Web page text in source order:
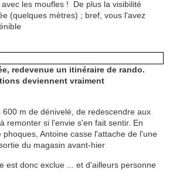
les moufles ! De plus la visibilité
(quelques mètres) ; bref, vous l'avez
redevenue un itinéraire de rando.
deviennent vraiment
600 m de dénivelé, de redescendre aux
remonter si l'envie s'en fait sentir. En
Antoine casse l'attache de l'une
du magasin avant-hier
est donc exclue ... et d'ailleurs personne